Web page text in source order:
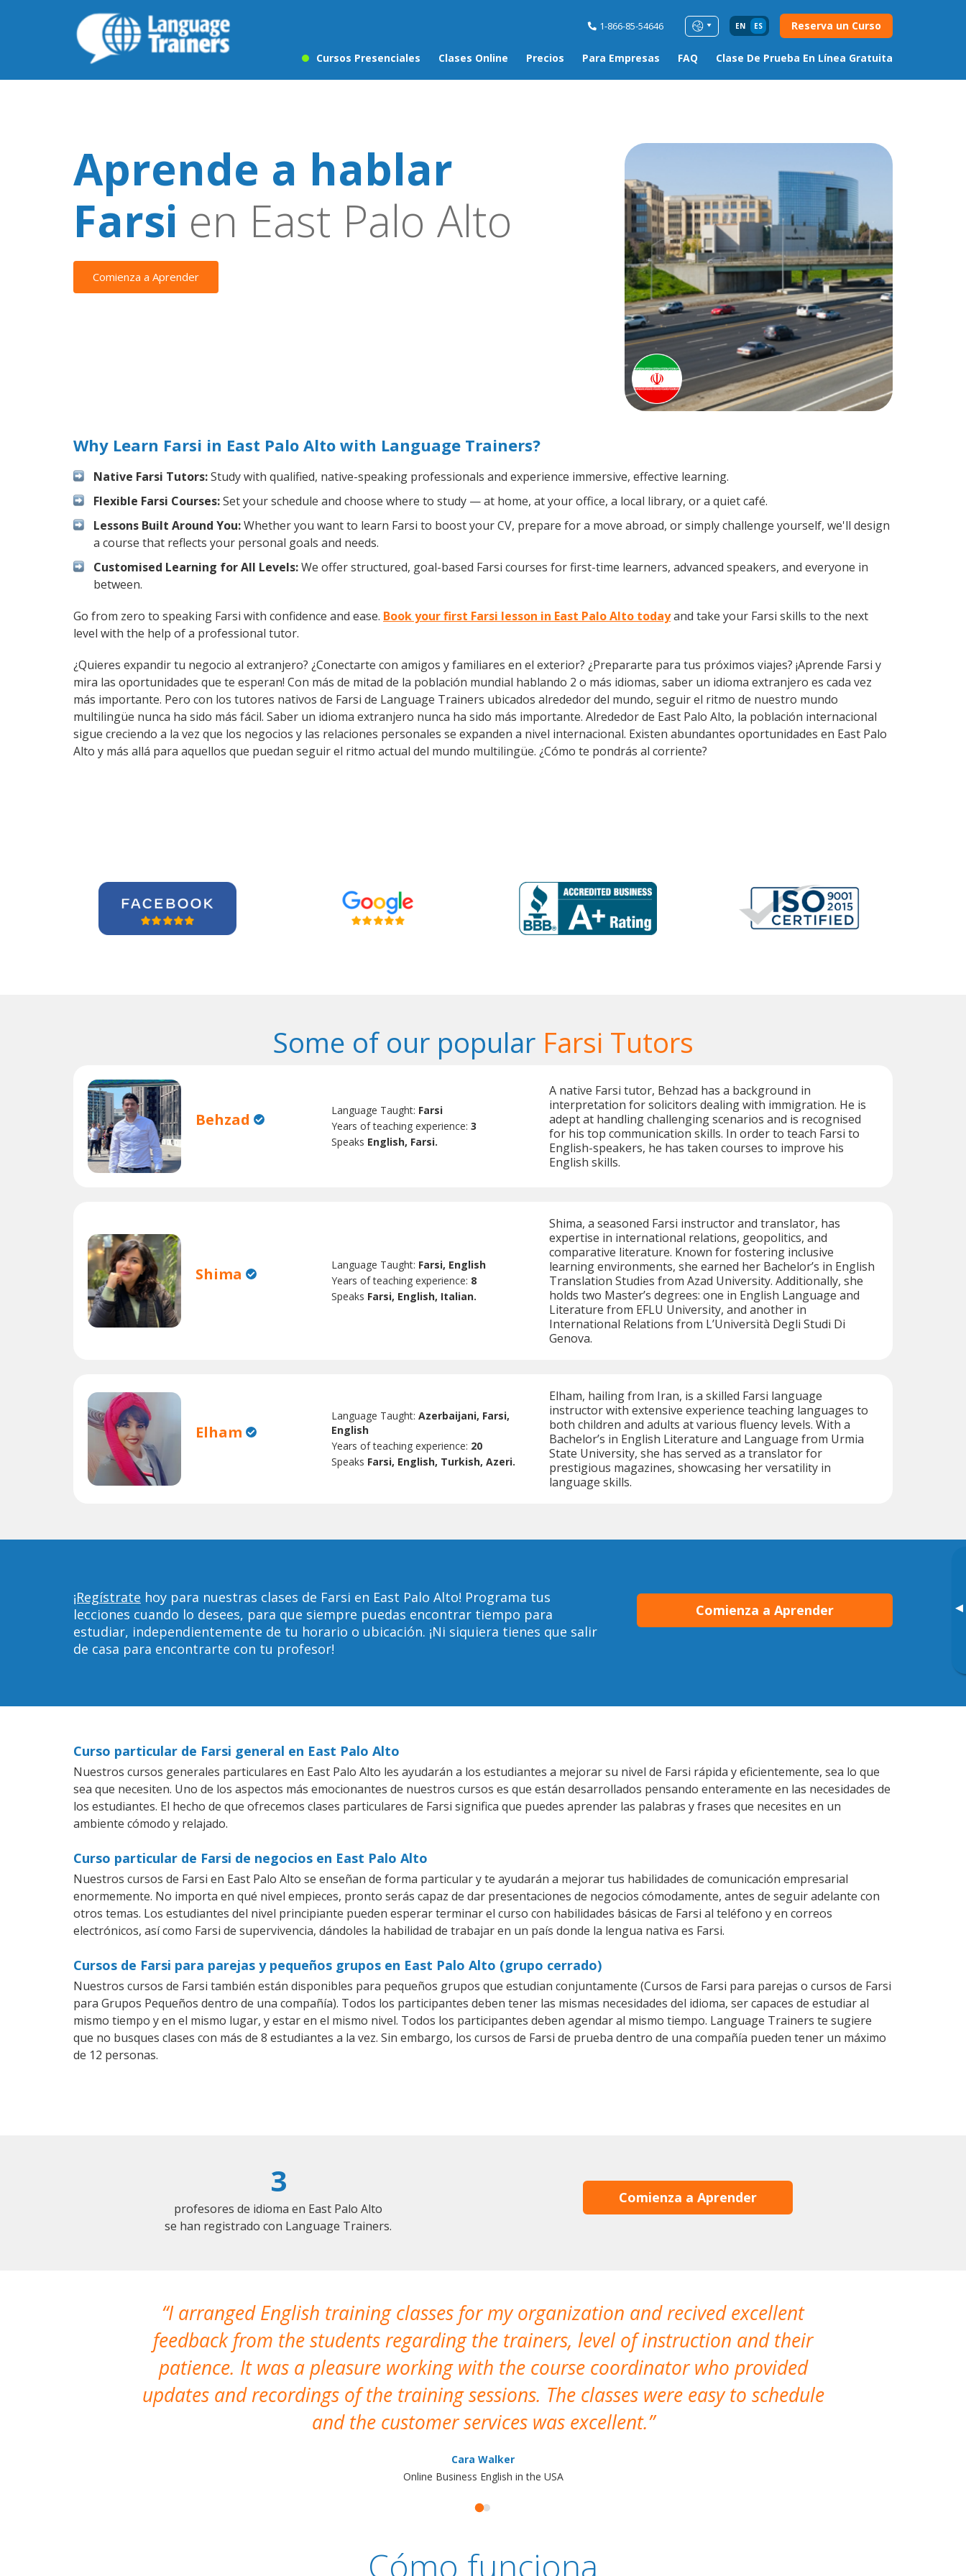
1-866-85-54646 EN ES Reserva un Curso
Cursos Presenciales Clases Online Precios Para Empresas FAQ Clase De Prueba En Línea Gratuita
▸
Aprende a hablar
Farsi en East Palo Alto
Comienza a Aprender
Why Learn Farsi in East Palo Alto with Language Trainers?
Native Farsi Tutors:Study with qualified, native-speaking professionals and experience immersive, effective learning.
Flexible Farsi Courses:Set your schedule and choose where to study — at home, at your office, a local library, or a quiet café.
Lessons Built Around You:Whether you want to learn Farsi to boost your CV, prepare for a move abroad, or simply challenge yourself, we'll design
a course that reflects your personal goals and needs.
Customised Learning for All Levels:We offer structured, goal-based Farsi courses for first-time learners, advanced speakers, and everyone in
between.
Go from zero to speaking Farsi with confidence and ease. Book your first Farsi lesson in East Palo Alto todayand take your Farsi skills to the next
level with the help of a professional tutor.
¿Quieres expandir tu negocio al extranjero? ¿Conectarte con amigos y familiares en el exterior? ¿Prepararte para tus próximos viajes? ¡Aprende Farsi y
mira las oportunidades que te esperan! Con más de mitad de la población mundial hablando 2 o más idiomas, saber un idioma extranjero es cada vez
más importante. Pero con los tutores nativos de Farsi de Language Trainers ubicados alrededor del mundo, seguir el ritmo de nuestro mundo
multilingüe nunca ha sido más fácil. Saber un idioma extranjero nunca ha sido más importante. Alrededor de East Palo Alto, la población internacional
sigue creciendo a la vez que los negocios y las relaciones personales se expanden a nivel internacional. Existen abundantes oportunidades en East Palo
Alto y más allá para aquellos que puedan seguir el ritmo actual del mundo multilingüe. ¿Cómo te pondrás al corriente?
Some of our popular Farsi Tutors
Behzad Language Taught: Farsi
Years of teaching experience:3
Speaks English, Farsi.
A native Farsi tutor, Behzad has a background in
interpretation for solicitors dealing with immigration. He is
adept at handling challenging scenarios and is recognised
for his top communication skills. In order to teach Farsi to
English-speakers, he has taken courses to improve his
English skills.
Shima Language Taught: Farsi, English
Years of teaching experience: 8
Speaks Farsi, English, Italian.
Shima, a seasoned Farsi instructor and translator, has
expertise in international relations, geopolitics, and
comparative literature. Known for fostering inclusive
learning environments, she earned her Bachelor’s in English
Translation Studies from Azad University. Additionally, she
holds two Master’s degrees: one in English Language and
Literature from EFLU University, and another in
International Relations from L’Università Degli Studi Di
Genova.
Elham
Language Taught:Azerbaijani, Farsi,
English
Years of teaching experience: 20
Speaks Farsi, English, Turkish, Azeri.
Elham, hailing from Iran, is a skilled Farsi language
instructor with extensive experience teaching languages to
both children and adults at various fluency levels. With a
Bachelor’s in English Literature and Language from Urmia
State University, she has served as a translator for
prestigious magazines, showcasing her versatility in
language skills.
¡Regístrate hoy para nuestras clases de Farsi en East Palo Alto! Programa tus
lecciones cuando lo desees, para que siempre puedas encontrar tiempo para
estudiar, independientemente de tu horario o ubicación. ¡Ni siquiera tienes que salir
de casa para encontrarte con tu profesor!
Comienza a Aprender
Curso particular de Farsi general en East Palo Alto
Nuestros cursos generales particulares en East Palo Alto les ayudarán a los estudiantes a mejorar su nivel de Farsi rápida y eficientemente, sea lo que
sea que necesiten. Uno de los aspectos más emocionantes de nuestros cursos es que están desarrollados pensando enteramente en las necesidades de
los estudiantes. El hecho de que ofrecemos clases particulares de Farsi significa que puedes aprender las palabras y frases que necesites en un
ambiente cómodo y relajado.
Curso particular de Farsi de negocios en East Palo Alto
Nuestros cursos de Farsi en East Palo Alto se enseñan de forma particular y te ayudarán a mejorar tus habilidades de comunicación empresarial
enormemente. No importa en qué nivel empieces, pronto serás capaz de dar presentaciones de negocios cómodamente, antes de seguir adelante con
otros temas. Los estudiantes del nivel principiante pueden esperar terminar el curso con habilidades básicas de Farsi al teléfono y en correos
electrónicos, así como Farsi de supervivencia, dándoles la habilidad de trabajar en un país donde la lengua nativa es Farsi.
Cursos de Farsi para parejas y pequeños grupos en East Palo Alto (grupo cerrado)
Nuestros cursos de Farsi también están disponibles para pequeños grupos que estudian conjuntamente (Cursos de Farsi para parejas o cursos de Farsi
para Grupos Pequeños dentro de una compañía). Todos los participantes deben tener las mismas necesidades del idioma, ser capaces de estudiar al
mismo tiempo y en el mismo lugar, y estar en el mismo nivel. Todos los participantes deben agendar al mismo tiempo. Language Trainers te sugiere
que no busques clases con más de 8 estudiantes a la vez. Sin embargo, los cursos de Farsi de prueba dentro de una compañía pueden tener un máximo
de 12 personas.
3
profesores de idioma en East Palo Alto
se han registrado con Language Trainers.
Comienza a Aprender
I arranged English training classes for my organization and recived excellent
feedback from the students regarding the trainers, level of instruction and their
patience. It was a pleasure working with the course coordinator who provided
updates and recordings of the training sessions. The classes were easy to schedule
and the customer services was excellent.
Cara Walker
Online Business English in the USA
Cómo funciona